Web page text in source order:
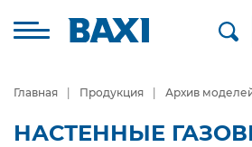
Главная Продукция Архив
НАСТЕННЫЕ